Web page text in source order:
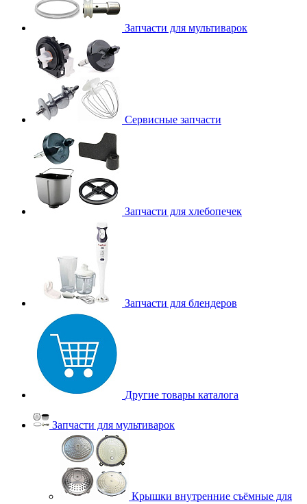
Запчасти для мультиварок
Сервисные запчасти
Запчасти для хлебопечек
Запчасти для блендеров
Другие товары каталога
Запчасти для мультиварок
Крышки внутренние съёмные для